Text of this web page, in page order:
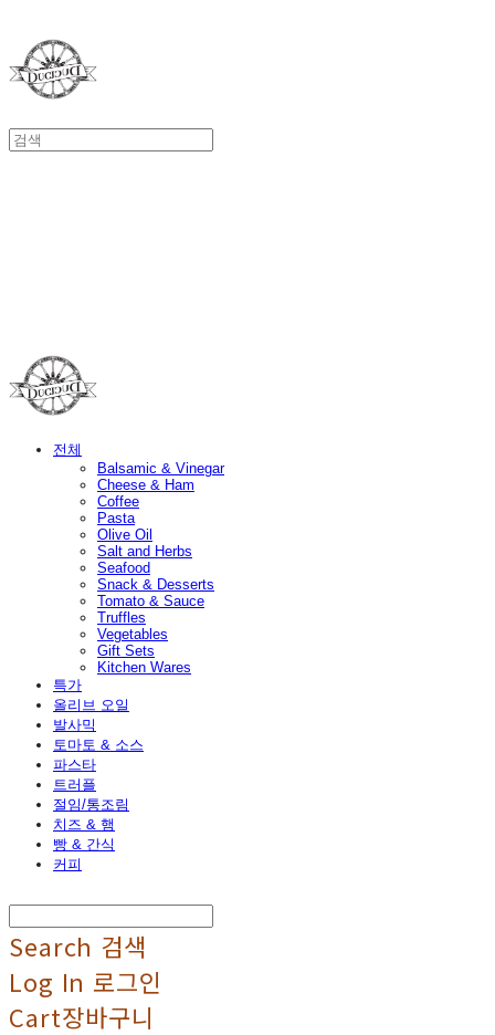
전체
Balsamic & Vinegar
Cheese & Ham
Coffee
Pasta
Olive Oil
Salt and Herbs
Seafood
Snack & Desserts
Tomato & Sauce
Truffles
Vegetables
Gift Sets
Kitchen Wares
특가
올리브 오일
발사믹
토마토 & 소스
파스타
트러플
절임/통조림
치즈 & 햄
빵 & 간식
커피
Search 검색
Log In 로그인
Cart장바구니